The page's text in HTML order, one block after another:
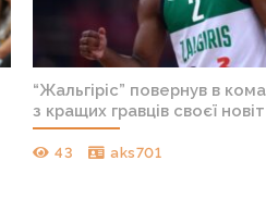
“Жальгіріс” повернув в
з кращих гравців своєї
43 aks701